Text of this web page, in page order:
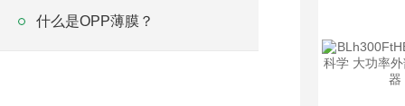
什么是OPP薄膜？